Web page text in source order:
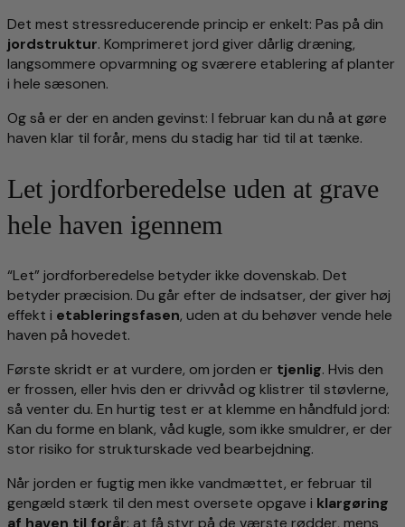
Det mest stressreducerende princip er enkelt: Pas på din
jordstruktur. Komprimeret jord giver dårlig dræning,
langsommere opvarmning og sværere etablering af planter
i hele sæsonen.
Og så er der en anden gevinst: I februar kan du nå at gøre
haven klar til forår, mens du stadig har tid til at tænke.
Let jordforberedelse uden at grave
hele haven igennem
“Let” jordforberedelse betyder ikke dovenskab. Det
betyder præcision. Du går efter de indsatser, der giver høj
effekt i etableringsfasen, uden at du behøver vende hele
haven på hovedet.
Første skridt er at vurdere, om jorden er tjenlig. Hvis den
er frossen, eller hvis den er drivvåd og klistrer til støvlerne,
så venter du. En hurtig test er at klemme en håndfuld jord:
Kan du forme en blank, våd kugle, som ikke smuldrer, er der
stor risiko for strukturskade ved bearbejdning.
Når jorden er fugtig men ikke vandmættet, er februar til
gengæld stærk til den mest oversete opgave i klargøring
af haven til forår: at få styr på de værste rødder, mens